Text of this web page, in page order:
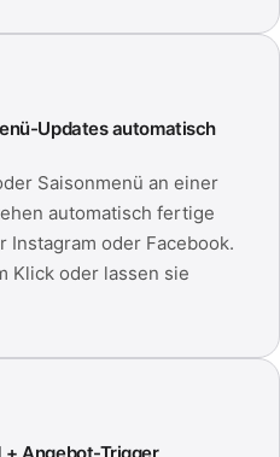
Updates automatisch
Saisonmenü an einer
automatisch fertige
oder Facebook.
Klick oder lassen sie